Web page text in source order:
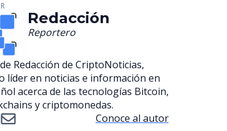
Redacción
Reportero
Redacción de CriptoNoticias,
líder en noticias e información en
acerca de las tecnologías Bitcoin,
y criptomonedas.
Conoce al autor